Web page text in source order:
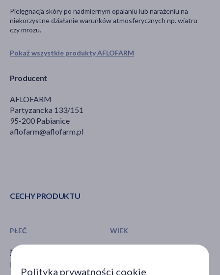
Pokaż wszystkie produkty AFLOFARM
Producent
AFLOFARM
Partyzancka 133/151
95-200 Pabianice
aflofarm@aflofarm.pl
Pielęgnacja skóry po nadmiernym opalaniu lub narażeniu na
niekorzystne działanie warunków atmosferycznych np. wiatru
czy mrozu.
CECHY PRODUKTU
PŁEĆ
Mężczyzna
Kobieta
WIEK
Polityka prywatności cookie